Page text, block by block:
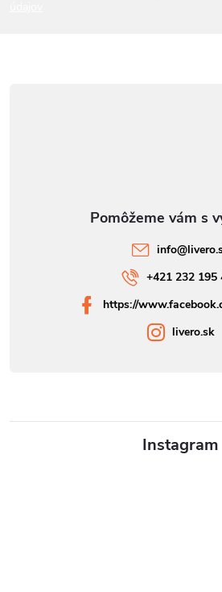
Instagram
info@
+421 232 195
https://
livero.sk